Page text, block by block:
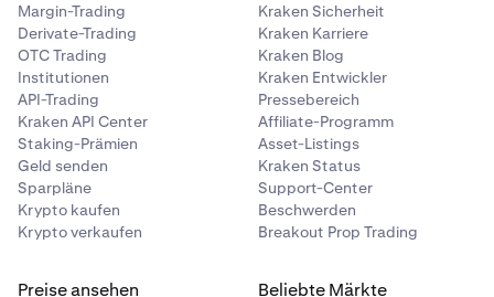
Margin-Trading
Derivate-Trading
OTC Trading
Institutionen
API-Trading
Kraken API Center
Staking-Prämien
Geld senden
Sparpläne
Krypto kaufen
Krypto verkaufen
Kraken Sicherheit
Kraken Karriere
Kraken Blog
Kraken Entwickler
Pressebereich
Affiliate-Programm
Asset-Listings
Kraken Status
Support-Center
Beschwerden
Breakout Prop Trading
Preise ansehen Beliebte Märkte